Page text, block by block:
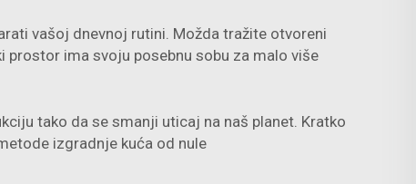
vašoj dnevnoj rutini. Možda tražite otvoreni
prostor ima svoju posebnu sobu za malo više
tako da se smanji uticaj na naš planet. Kratko
izgradnje kuća od nule